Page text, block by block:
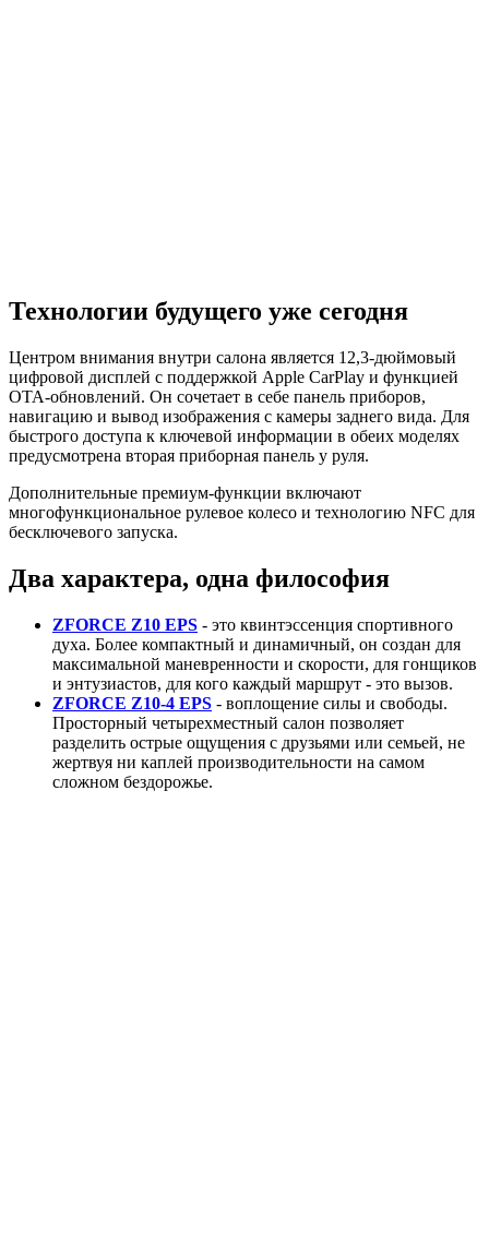
Технологии будущего уже сегодня
Центром внимания внутри салона является 12,3-дюймовый
цифровой дисплей с поддержкой Apple CarPlay и функцией
OTA-обновлений. Он сочетает в себе панель приборов,
навигацию и вывод изображения с камеры заднего вида. Для
быстрого доступа к ключевой информации в обеих моделях
предусмотрена вторая приборная панель у руля.
Дополнительные премиум-функции включают
многофункциональное рулевое колесо и технологию NFC для
бесключевого запуска.
Два характера, одна философия
ZFORCE Z10 EPS - это квинтэссенция спортивного
духа. Более компактный и динамичный, он создан для
максимальной маневренности и скорости, для гонщиков
и энтузиастов, для кого каждый маршрут - это вызов.
ZFORCE Z10-4 EPS - воплощение силы и свободы.
Просторный четырехместный салон позволяет
разделить острые ощущения с друзьями или семьей, не
жертвуя ни каплей производительности на самом
сложном бездорожье.